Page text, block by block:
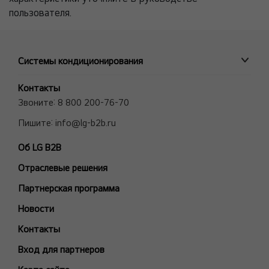
пользователя.
Системы кондиционирования
ПРОМЫШЛЕННЫЕ СИСТЕМЫ
MULTI V VRF системы
Полупромышленные сплит-системы
Холодильные Машины (Чиллеры)
Фанкойлы
Модели снятые с производства
БЫТОВЫЕ СПЛИТ-СИСТЕМЫ
ARTCOOL Mirror
Контакты
Звоните: 8 800 200-76-70
Пишите: info@lg-b2b.ru
Об LG B2B
Отраслевые решения
Партнерская программа
Новости
Контакты
Вход для партнеров